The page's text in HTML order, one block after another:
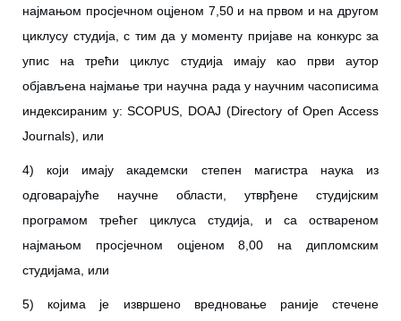
најмањом просјечном оцјеном 7,50 и на првом и на другом
циклусу студија, с тим да у моменту пријаве на конкурс за
упис на трећи циклус студија имају као први аутор
објављена најмање три научна рада у научним часописима
индексираним у: SCOPUS, DOAJ (Directory of Open Access
Journals), или
4) који имају академски степен магистра наука из
одговарајуће научне области, утврђене студијским
програмом трећег циклуса студија, и са оствареном
најмањом просјечном оцјеном 8,00 на дипломским
студијама, или
5) којима је извршено вредновање раније стечене